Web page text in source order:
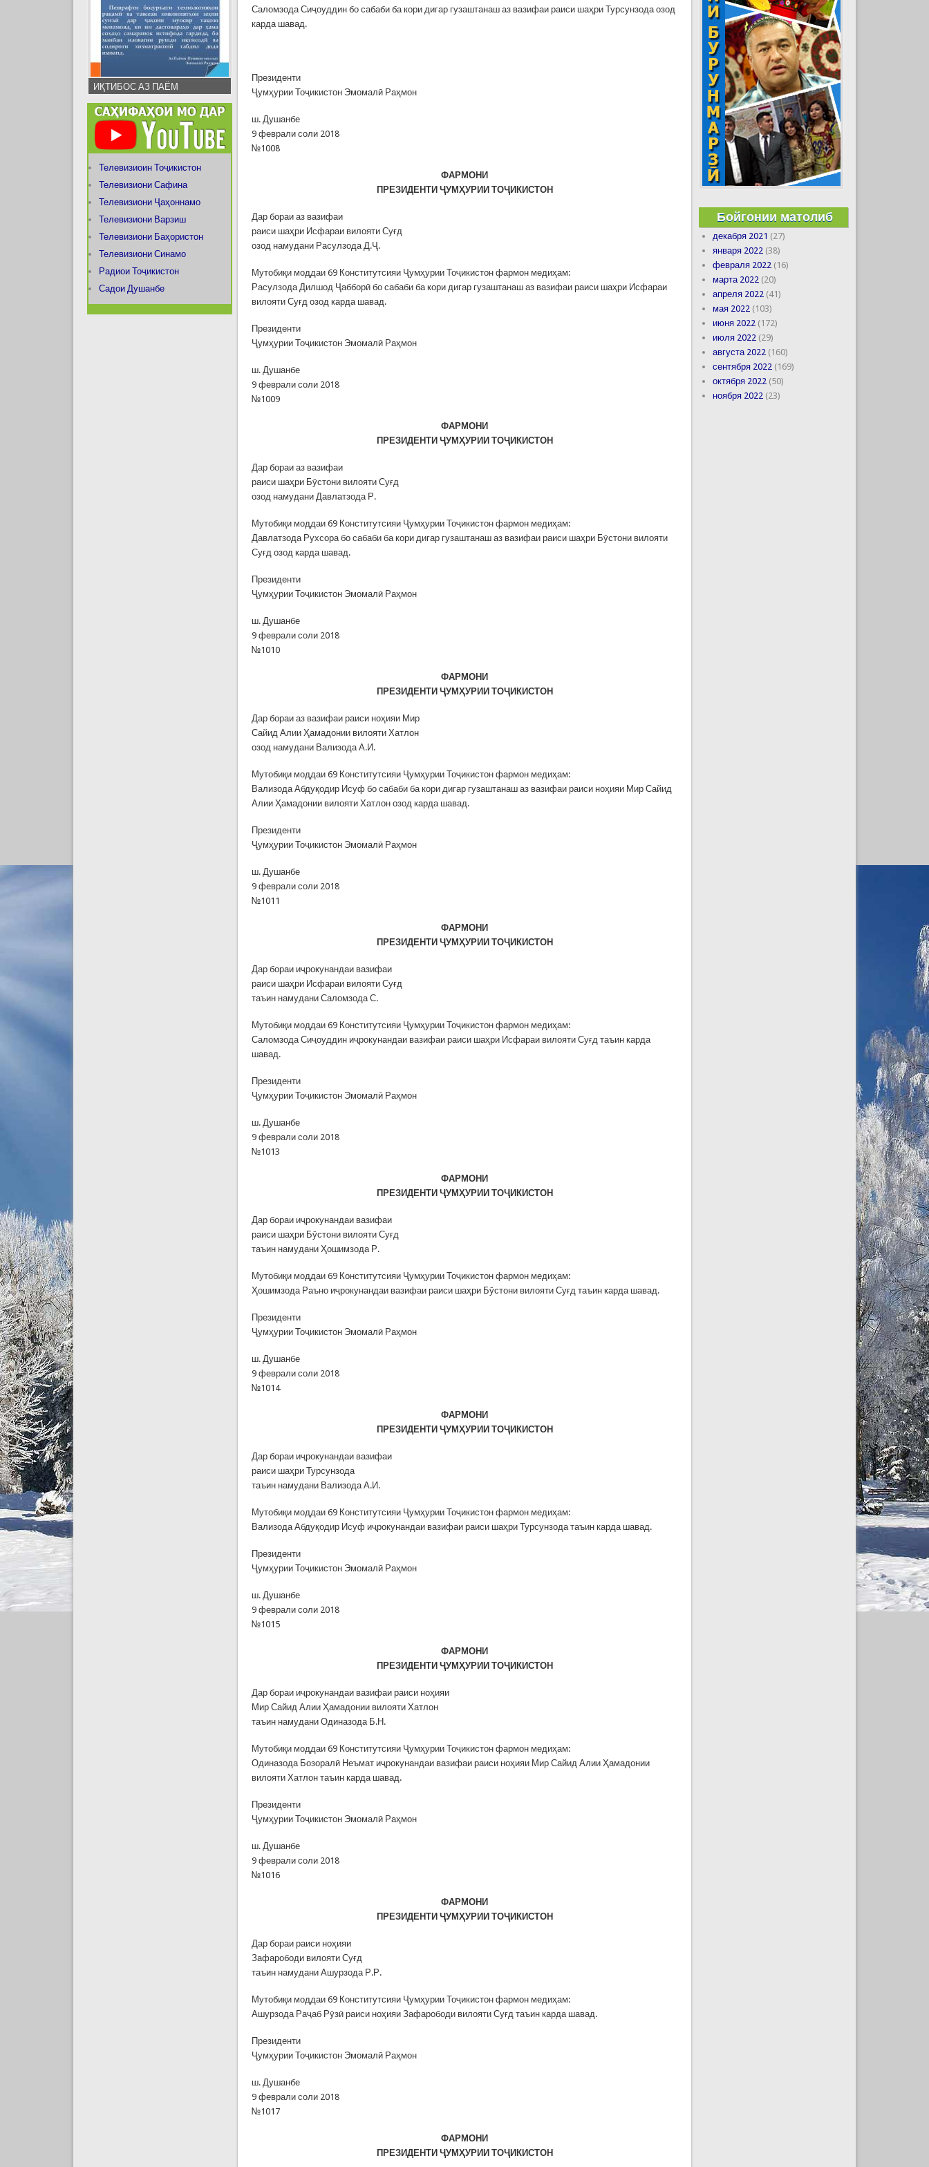
Саломзода Сиҷоуддин бо сабаби ба кори дигар гузаштанаш аз вазифаи раиси шаҳри Турсунзода озод
карда шавад.
Президенти
Ҷумҳурии Тоҷикистон Эмомалӣ Раҳмон
ш. Душанбе
9 феврали соли 2018
№1008
ФАРМОНИ
ПРЕЗИДЕНТИ ҶУМҲУРИИ ТОҶИКИСТОН
Дар бораи аз вазифаи
раиси шаҳри Исфараи вилояти Суғд
озод намудани Расулзода Д.Ҷ.
Мутобиқи моддаи 69 Конститутсияи Ҷумҳурии Тоҷикистон фармон медиҳам:
Расулзода Дилшод Ҷабборӣ бо сабаби ба кори дигар гузаштанаш аз вазифаи раиси шаҳри Исфараи
вилояти Суғд озод карда шавад.
Президенти
Ҷумҳурии Тоҷикистон Эмомалӣ Раҳмон
ш. Душанбе
9 феврали соли 2018
№1009
ФАРМОНИ
ПРЕЗИДЕНТИ ҶУМҲУРИИ ТОҶИКИСТОН
Дар бораи аз вазифаи
раиси шаҳри Бӯстони вилояти Суғд
озод намудани Давлатзода Р.
Мутобиқи моддаи 69 Конститутсияи Ҷумҳурии Тоҷикистон фармон медиҳам:
Давлатзода Рухсора бо сабаби ба кори дигар гузаштанаш аз вазифаи раиси шаҳри Бӯстони вилояти
Суғд озод карда шавад.
Президенти
Ҷумҳурии Тоҷикистон Эмомалӣ Раҳмон
ш. Душанбе
9 феврали соли 2018
№1010
ФАРМОНИ
ПРЕЗИДЕНТИ ҶУМҲУРИИ ТОҶИКИСТОН
Дар бораи аз вазифаи раиси ноҳияи Мир
Сайид Алии Ҳамадонии вилояти Хатлон
озод намудани Вализода А.И.
Мутобиқи моддаи 69 Конститутсияи Ҷумҳурии Тоҷикистон фармон медиҳам:
Вализода Абдуқодир Исуф бо сабаби ба кори дигар гузаштанаш аз вазифаи раиси ноҳияи Мир Сайид
Алии Ҳамадонии вилояти Хатлон озод карда шавад.
Президенти
Ҷумҳурии Тоҷикистон Эмомалӣ Раҳмон
ш. Душанбе
9 феврали соли 2018
№1011
ФАРМОНИ
ПРЕЗИДЕНТИ ҶУМҲУРИИ ТОҶИКИСТОН
Дар бораи иҷрокунандаи вазифаи
раиси шаҳри Исфараи вилояти Суғд
таъин намудани Саломзода С.
Мутобиқи моддаи 69 Конститутсияи Ҷумҳурии Тоҷикистон фармон медиҳам:
Саломзода Сиҷоуддин иҷрокунандаи вазифаи раиси шаҳри Исфараи вилояти Суғд таъин карда
шавад.
Президенти
Ҷумҳурии Тоҷикистон Эмомалӣ Раҳмон
ш. Душанбе
9 феврали соли 2018
№1013
ФАРМОНИ
ПРЕЗИДЕНТИ ҶУМҲУРИИ ТОҶИКИСТОН
Дар бораи иҷрокунандаи вазифаи
раиси шаҳри Бӯстони вилояти Суғд
таъин намудани Ҳошимзода Р.
Мутобиқи моддаи 69 Конститутсияи Ҷумҳурии Тоҷикистон фармон медиҳам:
Ҳошимзода Раъно иҷрокунандаи вазифаи раиси шаҳри Бӯстони вилояти Суғд таъин карда шавад.
Президенти
Ҷумҳурии Тоҷикистон Эмомалӣ Раҳмон
ш. Душанбе
9 феврали соли 2018
№1014
ФАРМОНИ
ПРЕЗИДЕНТИ ҶУМҲУРИИ ТОҶИКИСТОН
Дар бораи иҷрокунандаи вазифаи
раиси шаҳри Турсунзода
таъин намудани Вализода А.И.
Мутобиқи моддаи 69 Конститутсияи Ҷумҳурии Тоҷикистон фармон медиҳам:
Вализода Абдуқодир Исуф иҷрокунандаи вазифаи раиси шаҳри Турсунзода таъин карда шавад.
Президенти
Ҷумҳурии Тоҷикистон Эмомалӣ Раҳмон
ш. Душанбе
9 феврали соли 2018
№1015
ФАРМОНИ
ПРЕЗИДЕНТИ ҶУМҲУРИИ ТОҶИКИСТОН
Дар бораи иҷрокунандаи вазифаи раиси ноҳияи
Мир Сайид Алии Ҳамадонии вилояти Хатлон
таъин намудани Одиназода Б.Н.
Мутобиқи моддаи 69 Конститутсияи Ҷумҳурии Тоҷикистон фармон медиҳам:
Одиназода Бозоралӣ Неъмат иҷрокунандаи вазифаи раиси ноҳияи Мир Сайид Алии Ҳамадонии
вилояти Хатлон таъин карда шавад.
Президенти
Ҷумҳурии Тоҷикистон Эмомалӣ Раҳмон
ш. Душанбе
9 феврали соли 2018
№1016
ФАРМОНИ
ПРЕЗИДЕНТИ ҶУМҲУРИИ ТОҶИКИСТОН
Дар бораи раиси ноҳияи
Зафарободи вилояти Суғд
таъин намудани Ашурзода Р.Р.
Мутобиқи моддаи 69 Конститутсияи Ҷумҳурии Тоҷикистон фармон медиҳам:
Ашурзода Раҷаб Рӯзӣ раиси ноҳияи Зафарободи вилояти Суғд таъин карда шавад.
Президенти
Ҷумҳурии Тоҷикистон Эмомалӣ Раҳмон
ш. Душанбе
9 феврали соли 2018
№1017
ФАРМОНИ
ПРЕЗИДЕНТИ ҶУМҲУРИИ ТОҶИКИСТОН
ИҚТИБОС АЗ ПАЁМ
Телевизиоин Тоҷикистон
Телевизиони Сафина
Телевизиони Ҷаҳоннамо
Телевизиони Варзиш
Телевизиони Баҳористон
Телевизиони Синамо
Радиои Тоҷикистон
Садои Душанбе
Бойгонии матолиб
декабря 2021 (27)
января 2022 (38)
февраля 2022 (16)
марта 2022 (20)
апреля 2022 (41)
мая 2022 (103)
июня 2022 (172)
июля 2022 (29)
августа 2022 (160)
сентября 2022 (169)
октября 2022 (50)
ноября 2022 (23)